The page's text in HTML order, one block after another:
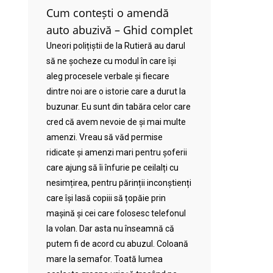
Cum contești o amendă
auto abuzivă – Ghid complet
Uneori polițiștii de la Rutieră au darul
să ne șocheze cu modul în care își
aleg procesele verbale și fiecare
dintre noi are o istorie care a durut la
buzunar. Eu sunt din tabăra celor care
cred că avem nevoie de și mai multe
amenzi. Vreau să văd permise
ridicate și amenzi mari pentru șoferii
care ajung să îi înfurie pe ceilalți cu
nesimțirea, pentru părinții inconștienți
care își lasă copiii să țopăie prin
mașină și cei care folosesc telefonul
la volan. Dar asta nu înseamnă că
putem fi de acord cu abuzul. Coloană
mare la semafor. Toată lumea